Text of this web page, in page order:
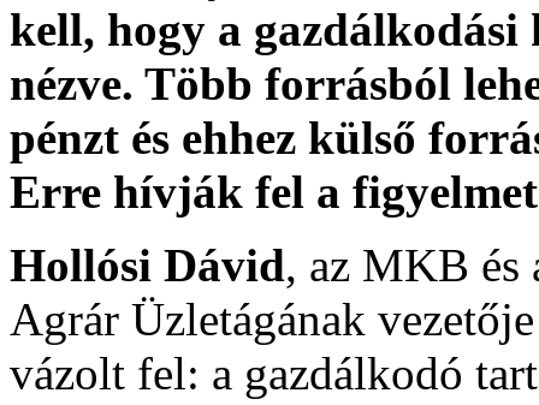
kell, hogy a
nézve. Több forrásból
pénzt és ehhez külső
Erre hívják fel a
Hollósi Dávid, az MKB és
Agrár Üzletágának
vázolt fel: a gazdálkodó